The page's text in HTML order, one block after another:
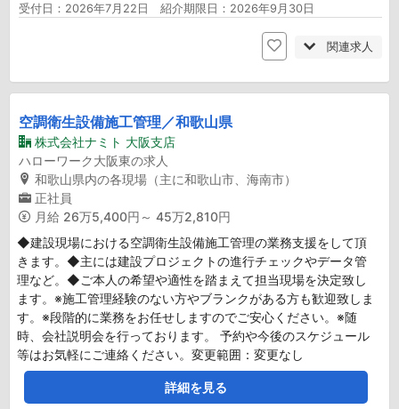
受付日：2026年7月22日 紹介期限日：2026年9月30日
関連求人
空調衛生設備施工管理／和歌山県
株式会社ナミト 大阪支店
ハローワーク大阪東の求人
和歌山県内の各現場（主に和歌山市、海南市）
正社員
月給 26万5,400円～ 45万2,810円
◆建設現場における空調衛生設備施工管理の業務支援をして頂
きます。◆主には建設プロジェクトの進行チェックやデータ管
理など。◆ご本人の希望や適性を踏まえて担当現場を決定致し
ます。※施工管理経験のない方やブランクがある方も歓迎致しま
す。※段階的に業務をお任せしますのでご安心ください。※随
時、会社説明会を行っております。 予約や今後のスケジュール
等はお気軽にご連絡ください。変更範囲：変更なし
詳細を見る